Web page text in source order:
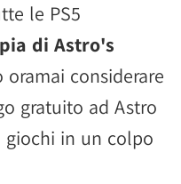
le PS5
di Astro's
oramai considerare
gratuito ad Astro
in un colpo